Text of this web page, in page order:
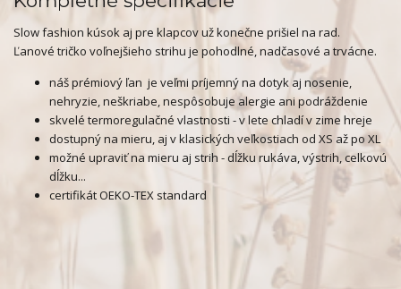
Slow fashion kúsok aj pre klapcov už konečne prišiel na rad.
Ľanové tričko voľnejšieho strihu je pohodlné, nadčasové a trvácne.
náš prémiový ľan je veľmi príjemný na dotyk aj nosenie,
nehryzie, neškriabe, nespôsobuje alergie ani podráždenie
skvelé termoregulačné vlastnosti - v lete chladí v zime hreje
dostupný na mieru, aj v klasických veľkostiach od XS až po XL
možné upraviť na mieru aj strih - dĺžku rukáva, výstrih, celkovú
dĺžku...
certifikát OEKO-TEX standard